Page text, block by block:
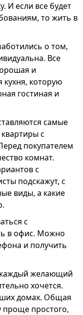
И если все будет
то жить в
о том,
Все
и
которую
гостиная и
самые
с
покупателем
комнат.
с
подскажут, с
виды, а какие
с
в офис. Можно
и получить
желающий
хочется.
домах. Общая
проще простого,